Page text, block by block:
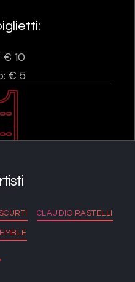
€ 10
€ 5
CLAUDIO RASTELLI